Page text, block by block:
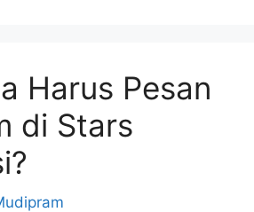
Harus Pesan
di Stars